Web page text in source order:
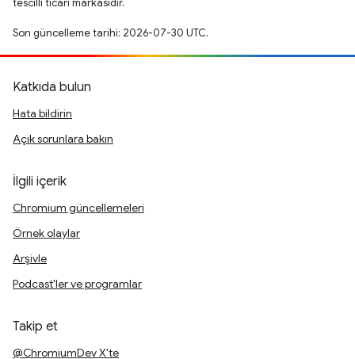
tescilli ticari markasıdır.
Son güncelleme tarihi: 2026-07-30 UTC.
Katkıda bulun
Hata bildirin
Açık sorunlara bakın
İlgili içerik
Chromium güncellemeleri
Örnek olaylar
Arşivle
Podcast'ler ve programlar
Takip et
@ChromiumDev X'te